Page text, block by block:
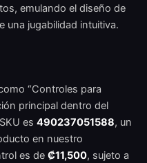
emulando el diseño de
una jugabilidad intuitiva.
“Controles para
principal dentro del
es 490237051588, un
en nuestro
es de ₡11,500, sujeto a